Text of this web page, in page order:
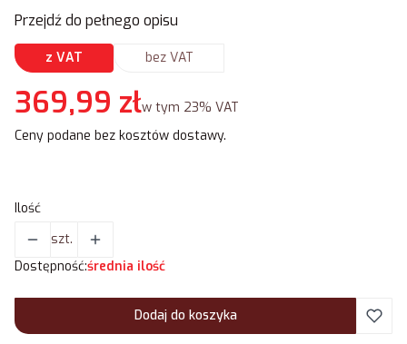
Przejdź do pełnego opisu
z VAT bez VAT
Cena
369,99 złw tym 23% VAT
w tym 23% VAT
Ceny podane bez kosztów dostawy.
Ilość
szt.
Dostępność:średnia ilość
Dodaj do koszyka